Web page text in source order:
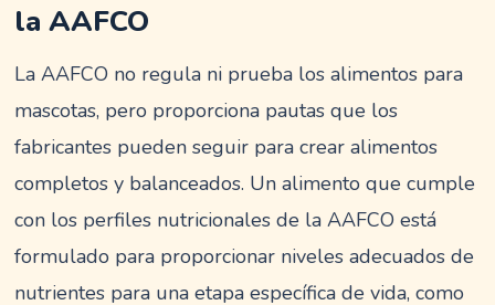
la AAFCO
La AAFCO no regula ni prueba los alimentos para
mascotas, pero proporciona pautas que los
fabricantes pueden seguir para crear alimentos
completos y balanceados. Un alimento que cumple
con los perfiles nutricionales de la AAFCO está
formulado para proporcionar niveles adecuados de
nutrientes para una etapa específica de vida, como